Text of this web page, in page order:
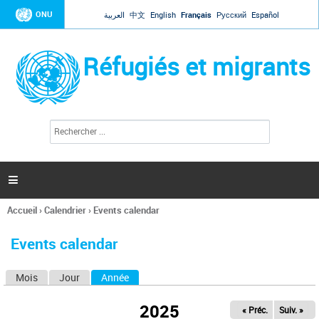
Jump to navigation
ONU العربية 中文 English Français Русский Español
Réfugiés et migrants
l
c
h
e

Vous
ici
Accueil›Calendrier› Events calendar
Events calendar
Mois Jour Année
2025 « Préc. Suiv. »